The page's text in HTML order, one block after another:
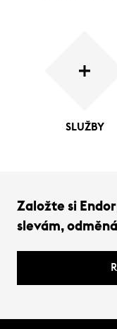
SLUŽBY
Založte si
slevám,